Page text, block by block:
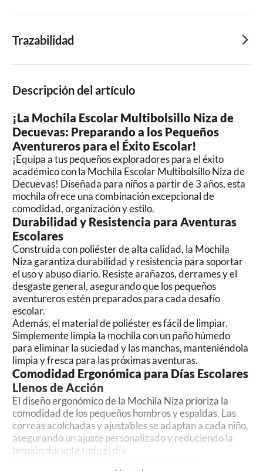
Trazabilidad
Descripción del artículo
¡La Mochila Escolar Multibolsillo Niza de
Decuevas: Preparando a los Pequeños
Aventureros para el Éxito Escolar!
¡Equipa a tus pequeños exploradores para el éxito
académico con la Mochila Escolar Multibolsillo Niza de
Decuevas! Diseñada para niños a partir de 3 años, esta
mochila ofrece una combinación excepcional de
comodidad, organización y estilo.
Durabilidad y Resistencia para Aventuras
Escolares
Construida con poliéster de alta calidad, la Mochila
Niza garantiza durabilidad y resistencia para soportar
el uso y abuso diario. Resiste arañazos, derrames y el
desgaste general, asegurando que los pequeños
aventureros estén preparados para cada desafío
escolar.
Además, el material de poliéster es fácil de limpiar.
Simplemente limpia la mochila con un paño húmedo
para eliminar la suciedad y las manchas, manteniéndola
limpia y fresca para las próximas aventuras.
Comodidad Ergonómica para Días Escolares
Llenos de Acción
El diseño ergonómico de la Mochila Niza prioriza la
comodidad de los pequeños hombros y espaldas. Las
correas acolchadas y ajustables se adaptan a cada niño,
asegurando un ajuste personalizado y reduciendo la
tensión durante todo el día.